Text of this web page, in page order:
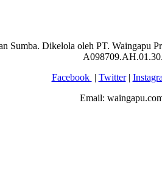
Sumba. Dikelola oleh PT.
Facebook | Twitter|
Email: